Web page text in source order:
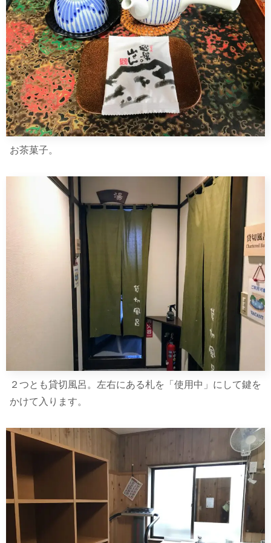
お茶菓子。
２つとも貸切風呂。左右にある札を「使用中」にして鍵を
かけて入ります。